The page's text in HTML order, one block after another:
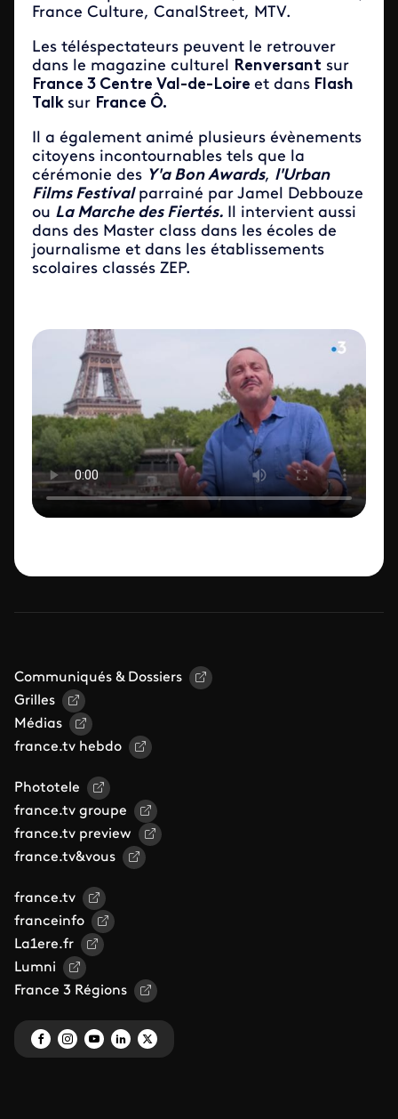
France Culture, CanalStreet, MTV.
Les téléspectateurs peuvent le retrouver
dans le magazine culturel Renversant sur
France 3 Centre Val-de-Loire et dans Flash
Talk sur France Ô.
Il a également animé plusieurs évènements
citoyens incontournables tels que la
cérémonie des Y'a Bon Awards, l'Urban
Films Festivalparrainé par Jamel Debbouze
ou La Marche des Fiertés. Il intervient aussi
dans des Master class dans les écoles de
journalisme et dans les établissements
scolaires classés ZEP.
ID de la video FTV Preview
Communiqués & Dossiers
Grilles
Médias
france.tv hebdo
Phototele
france.tv groupe
france.tv preview
france.tv&vous
france.tv
franceinfo
La1ere.fr
Lumni
France 3 Régions